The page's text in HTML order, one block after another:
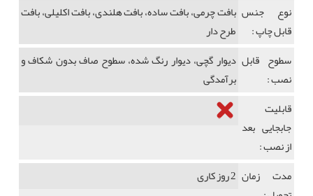
نوع جنس
قابل چاپ :
بافت چرمی، بافت ساده، بافت هلندی، بافت اکلیلی، بافت
طرح دار
سطوح قابل
نصب :
دیوار گچی، دیوار رنگ شده، سطوح صاف بدون شکاف و
برآمدگی
قابلیت
جابجایی بعد
از نصب :
مدت زمان 2 روز کاری